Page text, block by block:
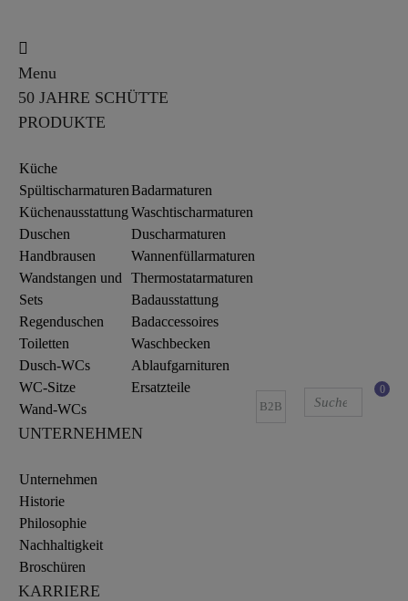
Menu
50 JAHRE SCHÜTTE
PRODUKTE
Küche
Spültischarmaturen
Küchenausstattung
Duschen
Handbrausen
Wandstangen und
Sets
Regenduschen
Toiletten
Dusch-WCs
WC-Sitze
Wand-WCs
Badarmaturen
Waschtischarmaturen
Duscharmaturen
Wannenfüllarmaturen
Thermostatarmaturen
Badausstattung
Badaccessoires
Waschbecken
Ablaufgarnituren
Ersatzteile
UNTERNEHMEN
Unternehmen
Historie
Philosophie
Nachhaltigkeit
Broschüren
KARRIERE
B2B
0